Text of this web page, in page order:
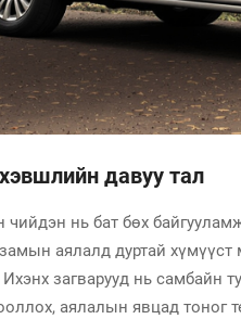
давуу тал
нь бат бөх
аялалд дуртай
загварууд нь самбайн
аялалын явцад тоног